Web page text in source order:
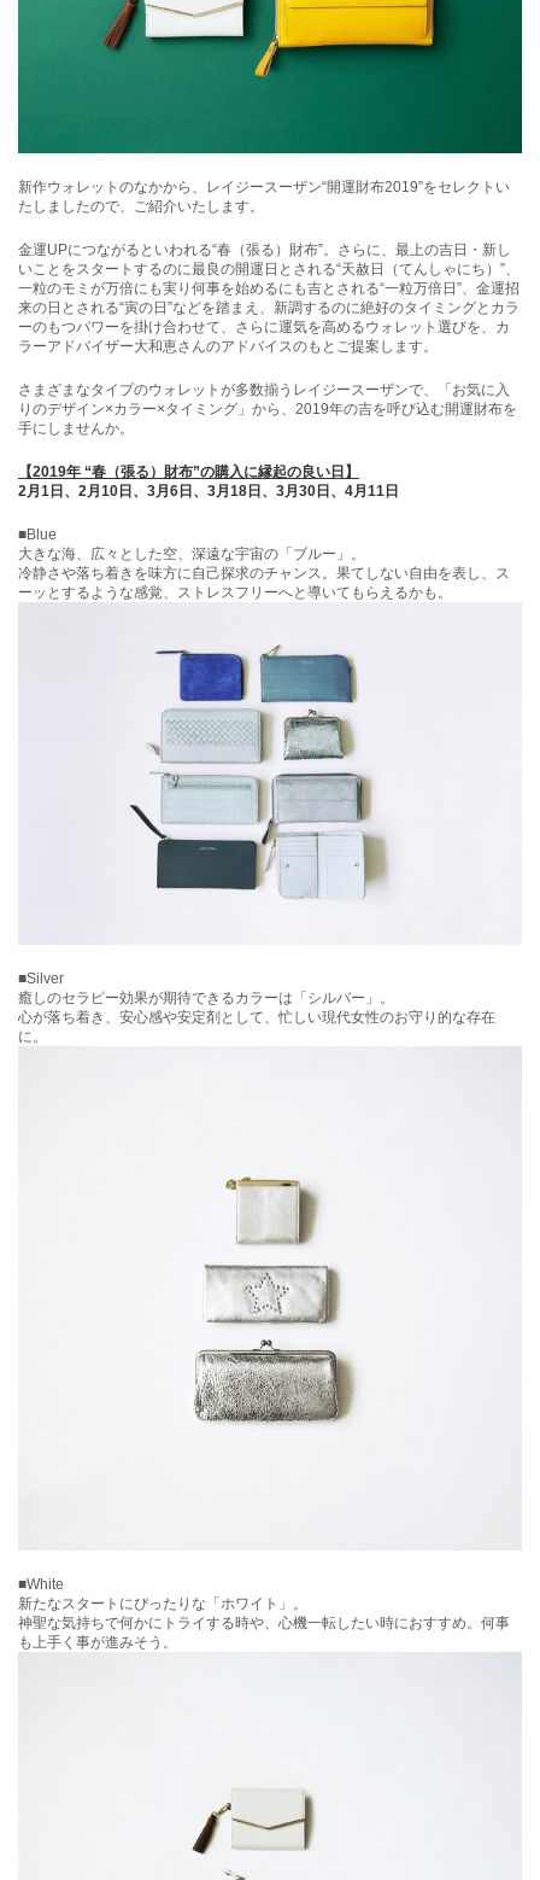
新作ウォレットのなかから、レイジースーザン“開運財布2019”をセレクトい
たしましたので、ご紹介いたします。
金運UPにつながるといわれる“春（張る）財布”。さらに、最上の吉日・新し
いことをスタートするのに最良の開運日とされる“天赦日（てんしゃにち）”、
一粒のモミが万倍にも実り何事を始めるにも吉とされる“一粒万倍日”、金運招
来の日とされる“寅の日”などを踏まえ、新調するのに絶好のタイミングとカラ
ーのもつパワーを掛け合わせて、さらに運気を高めるウォレット選びを、カ
ラーアドバイザー大和恵さんのアドバイスのもとご提案します。
さまざまなタイプのウォレットが多数揃うレイジースーザンで、「お気に入
りのデザイン×カラー×タイミング」から、2019年の吉を呼び込む開運財布を
手にしませんか。
【2019年 “春（張る）財布”の購入に縁起の良い日 】
2月1日、2月10日、3月6日、3月18日、3月30日、4月11日
■Blue
大きな海、広々とした空、深遠な宇宙の「ブルー」。
冷静さや落ち着きを味方に自己探求のチャンス。果てしない自由を表し、ス
ーッとするような感覚、ストレスフリーへと導いてもらえるかも。
■Silver
癒しのセラピー効果が期待できるカラーは「シルバー」。
心が落ち着き、安心感や安定剤として、忙しい現代女性のお守り的な存在
に。
■White
新たなスタートにぴったりな「ホワイト」。
神聖な気持ちで何かにトライする時や、心機一転したい時におすすめ。何事
も上手く事が進みそう。